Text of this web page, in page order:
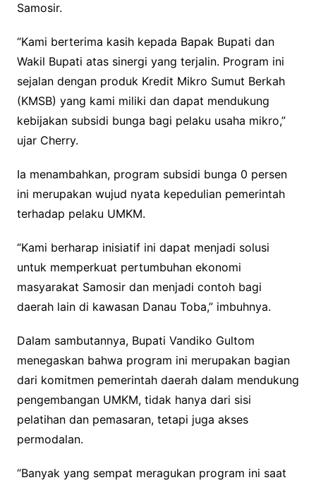
Samosir.
“Kami berterima kasih kepada Bapak Bupati dan
Wakil Bupati atas sinergi yang terjalin. Program ini
sejalan dengan produk Kredit Mikro Sumut Berkah
(KMSB) yang kami miliki dan dapat mendukung
kebijakan subsidi bunga bagi pelaku usaha mikro,”
ujar Cherry.
Ia menambahkan, program subsidi bunga 0 persen
ini merupakan wujud nyata kepedulian pemerintah
terhadap pelaku UMKM.
“Kami berharap inisiatif ini dapat menjadi solusi
untuk memperkuat pertumbuhan ekonomi
masyarakat Samosir dan menjadi contoh bagi
daerah lain di kawasan Danau Toba,” imbuhnya.
Dalam sambutannya, Bupati Vandiko Gultom
menegaskan bahwa program ini merupakan bagian
dari komitmen pemerintah daerah dalam mendukung
pengembangan UMKM, tidak hanya dari sisi
pelatihan dan pemasaran, tetapi juga akses
permodalan.
“Banyak yang sempat meragukan program ini saat